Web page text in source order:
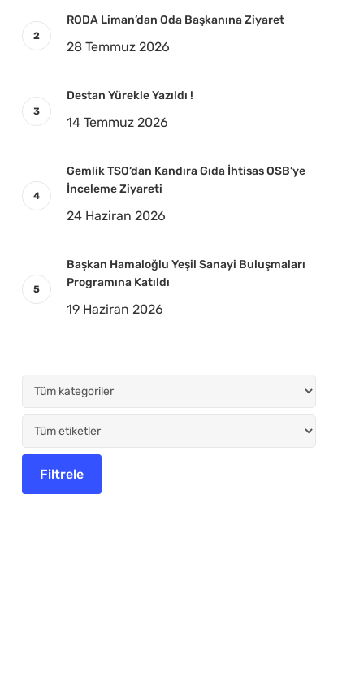
RODA Liman’dan Oda Başkanına Ziyaret
28 Temmuz 2026
Destan Yürekle Yazıldı !
14 Temmuz 2026
Gemlik TSO’dan Kandıra Gıda İhtisas OSB’ye
İnceleme Ziyareti
24 Haziran 2026
Başkan Hamaloğlu Yeşil Sanayi Buluşmaları
Programına Katıldı
19 Haziran 2026